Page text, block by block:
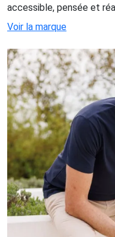
accessible, pensée et
Voir la marque